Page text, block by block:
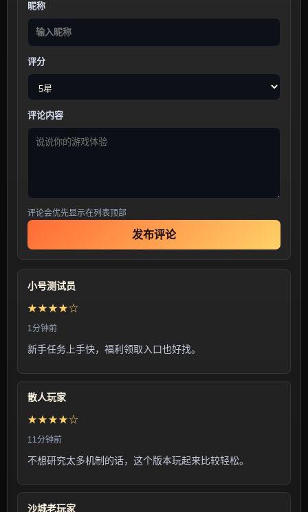
昵称
评分
评论内容
评论会优先显示在列表顶部
发布评论
小号测试员
★★★★☆
1分钟前
新手任务上手快，福利领取入口也好找。
散人玩家
★★★★☆
11分钟前
不想研究太多机制的话，这个版本玩起来比较轻松。
沙城老玩家